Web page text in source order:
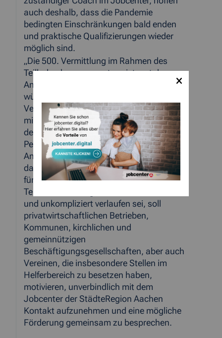
auch deshalb, dass die Pandemie
bedingten Einschränkungen bald enden
und praktische Qualifizierungen wieder
möglich sind.
„Die 500. Vermittlung im Rahmen des
Teilhabechancengesetzes ist erst der
Anfang, betont Herr Eickmeier und
wünscht sich weitere Arbeitgeber mit Herz,
Verstand und einem langen Atem, damit
mindestens weiteren 500 Menschen aus
der StädteRegion eine berufliche
Perspektive eröffnet werden kann. Die
Anmerkung des Herrn Röckerath, dass
das Antrags- und Bewilligungsverfahren
für eine Förderung nach dem
Teilhabechancengesetz unerwartet schnell
und unkompliziert verlaufen sei, soll
privatwirtschaftlichen Betrieben,
Kommunen, kirchlichen und
gemeinnützigen
Beschäftigungsgesellschaften, aber auch
Vereinen, die insbesondere Stellen im
Helferbereich zu besetzen haben,
motivieren, unverbindlich mit dem
Jobcenter der StädteRegion Aachen
Kontakt aufzunehmen und eine mögliche
Förderung gemeinsam zu besprechen.